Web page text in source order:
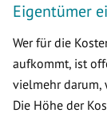
Eigentümer
Wer für die
aufkommt, ist
vielmehr darum,
Die Höhe der